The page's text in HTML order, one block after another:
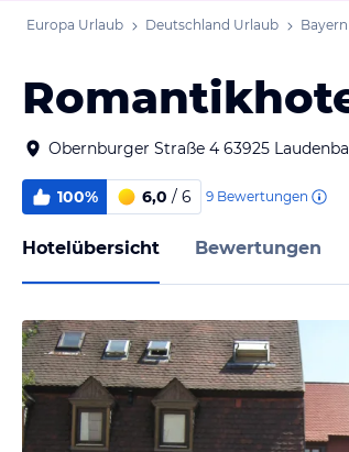
Europa Urlaub Deutschland Urlaub
Obernburger Straße 4 63925
100% 6,0 / 6 9 Bewertungen
Hotelübersicht Bewertungen